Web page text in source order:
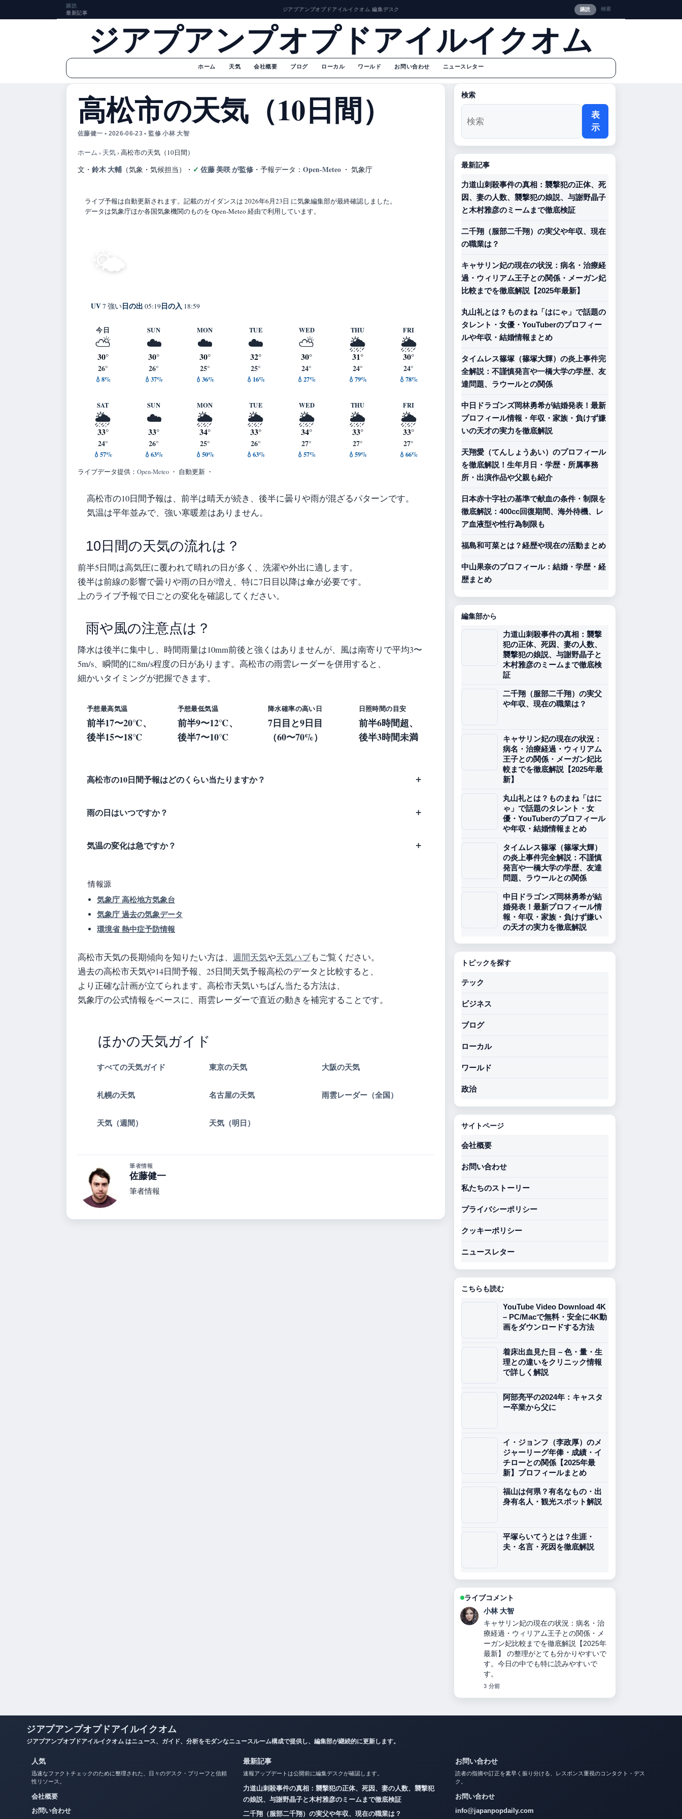
購読
最新記事
ジアプアンプオプドアイルイクオム 編集デスク 購読 検索
ジアプアンプオプドアイルイクオム
ホーム 天気 会社概要 ブログ ローカル ワールド お問い合わせ ニュースレター
高松市の天気（10日間）
佐藤健一 • 2026-06-23 • 監修 小林 大智
ホーム › 天気›高松市の天気（10日間）
文・ 鈴木 大輔 （気象・気候担当） ・ 佐藤 美咲 が監修 ・ 予報データ： Open-Meteo ・ 気象庁
ライブ予報は自動更新されます。記載のガイダンスは 2026年6月23日 に気象編集部が最終確認しました。
データは気象庁ほか各国気象機関のものを Open-Meteo 経由で利用しています。
🌤️
UV7 強い日の出 05:19日の入 18:59
今日
⛅
30°
26°
💧8%
SUN
☁️
30°
26°
💧37%
MON
☁️
30°
25°
💧36%
TUE
☁️
32°
25°
💧16%
WED
⛅
30°
24°
💧27%
THU
🌦️
31°
24°
💧79%
FRI
🌦️
30°
24°
💧78%
SAT
🌦️
33°
24°
💧57%
SUN
☁️
33°
26°
💧63%
MON
🌦️
34°
25°
💧50%
TUE
🌦️
33°
26°
💧63%
WED
🌦️
34°
27°
💧57%
THU
🌦️
33°
27°
💧59%
FRI
🌦️
33°
27°
💧66%
ライブデータ提供： Open-Meteo ・ 自動更新 ・
高松市の10日間予報は、前半は晴天が続き、後半に曇りや雨が混ざるパターンです。
気温は平年並みで、強い寒暖差はありません。
10日間の天気の流れは？
前半5日間は高気圧に覆われて晴れの日が多く、洗濯や外出に適します。
後半は前線の影響で曇りや雨の日が増え、特に7日目以降は傘が必要です。
上のライブ予報で日ごとの変化を確認してください。
雨や風の注意点は？
降水は後半に集中し、時間雨量は10mm前後と強くはありませんが、風は南寄りで平均3〜
5m/s、瞬間的に8m/s程度の日があります。高松市の雨雲レーダーを併用すると、
細かいタイミングが把握できます。
予想最高気温
前半17〜20℃、
後半15〜18℃
予想最低気温
前半9〜12℃、
後半7〜10℃
降水確率の高い日
7日目と9日目
（60〜70%）
日照時間の目安
前半6時間超、
後半3時間未満
高松市の10日間予報はどのくらい当たりますか？
雨の日はいつですか？
気温の変化は急ですか？
情報源
気象庁 高松地方気象台
気象庁 過去の気象データ
環境省 熱中症予防情報
高松市天気の長期傾向を知りたい方は、 週間天気や天気ハブもご覧ください。
過去の高松市天気や14日間予報、25日間天気予報高松のデータと比較すると、
より正確な計画が立てられます。高松市天気いちばん当たる方法は、
気象庁の公式情報をベースに、雨雲レーダーで直近の動きを補完することです。
ほかの天気ガイド
すべての天気ガイド 東京の天気 大阪の天気
札幌の天気 名古屋の天気 雨雲レーダー（全国）
天気（週間） 天気（明日）
筆者情報
佐藤健一
筆者情報
検索
表
示
最新記事
力道山刺殺事件の真相：襲撃犯の正体、死
因、妻の人数、襲撃犯の娘説、与謝野晶子
と木村雅彦のミームまで徹底検証
二千翔（服部二千翔）の実父や年収、現在
の職業は？
キャサリン妃の現在の状況：病名・治療経
過・ウィリアム王子との関係・メーガン妃
比較までを徹底解説【2025年最新】
丸山礼とは？ものまね「はにゃ」で話題の
タレント・女優・YouTuberのプロフィー
ルや年収・結婚情報まとめ
タイムレス篠塚（篠塚大輝）の炎上事件完
全解説：不謹慎発言や一橋大学の学歴、友
達問題、ラウールとの関係
中日ドラゴンズ岡林勇希が結婚発表！最新
プロフィール情報・年収・家族・負けず嫌
いの天才の実力を徹底解説
天翔愛（てんしょうあい）のプロフィール
を徹底解説！生年月日・学歴・所属事務
所・出演作品や父親も紹介
日本赤十字社の基準で献血の条件・制限を
徹底解説：400cc回復期間、海外待機、レ
ア血液型や性行為制限も
福島和可菜とは？経歴や現在の活動まとめ
中山果奈のプロフィール：結婚・学歴・経
歴まとめ
編集部から
力道山刺殺事件の真相：襲撃
犯の正体、死因、妻の人数、
襲撃犯の娘説、与謝野晶子と
木村雅彦のミームまで徹底検
証
二千翔（服部二千翔）の実父
や年収、現在の職業は？
キャサリン妃の現在の状況：
病名・治療経過・ウィリアム
王子との関係・メーガン妃比
較までを徹底解説【2025年最
新】
丸山礼とは？ものまね「はに
ゃ」で話題のタレント・女
優・YouTuberのプロフィール
や年収・結婚情報まとめ
タイムレス篠塚（篠塚大輝）
の炎上事件完全解説：不謹慎
発言や一橋大学の学歴、友達
問題、ラウールとの関係
中日ドラゴンズ岡林勇希が結
婚発表！最新プロフィール情
報・年収・家族・負けず嫌い
の天才の実力を徹底解説
トピックを探す
テック
ビジネス
ブログ
ローカル
ワールド
政治
サイトページ
会社概要
お問い合わせ
私たちのストーリー
プライバシーポリシー
クッキーポリシー
ニュースレター
こちらも読む
YouTube Video Download 4K
– PC/Macで無料・安全に4K動
画をダウンロードする方法
着床出血見た目 – 色・量・生
理との違いをクリニック情報
で詳しく解説
阿部亮平の2024年：キャスタ
ー卒業から父に
イ・ジョンフ（李政厚）のメ
ジャーリーグ年俸・成績・イ
チローとの関係【2025年最
新】プロフィールまとめ
福山は何県？有名なもの・出
身有名人・観光スポット解説
平塚らいてうとは？生涯・
夫・名言・死因を徹底解説
ライブコメント
田中 美咲
力道山刺殺事件の真相：襲撃犯の正
体、死因、妻の人数、襲撃犯の娘説、
与謝野晶子と木村雅彦のミームまで徹
底検証 を追っていますが、この解説は
落ち着いていて信頼できます。
5 分前
ジアプアンプオプドアイルイクオム はニュース、ガイド、分析をモダンなニュースルーム構成で提供し、編集部が継続的に更新します。
迅速なファクトチェックのために整理された、日々のデスク・ブリーフと信頼
性リソース。
会社概要
お問い合わせ
私たちのストーリー
速報アップデートは公開前に編集デスクが確認します。
力道山刺殺事件の真相：襲撃犯の正体、死因、妻の人数、襲撃犯
の娘説、与謝野晶子と木村雅彦のミームまで徹底検証
二千翔（服部二千翔）の実父や年収、現在の職業は？
読者の指摘や訂正を素早く振り分ける、レスポンス重視のコンタクト・デス
ク。
お問い合わせ
info@japanpopdaily.com
編集部からの返信目安: 通常1営業日以内。